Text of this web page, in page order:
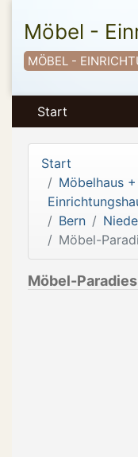
Möbel -
MÖBEL -
Start
Start
Möbelhaus +
Bern
Möbel-
Möbel-